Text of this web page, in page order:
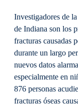
Investigadores de
de Indiana son los
fracturas causadas
durante un largo
nuevos datos
especialmente en
876 personas
fracturas óseas